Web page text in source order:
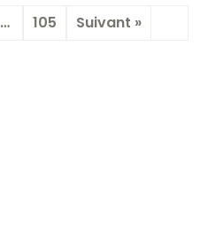
… 105 Suivant »